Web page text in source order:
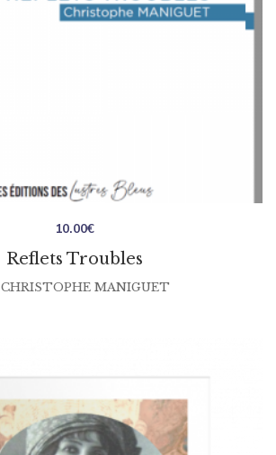
Reflets Troubles
10.00€
CHRISTOPHE MANIGUET